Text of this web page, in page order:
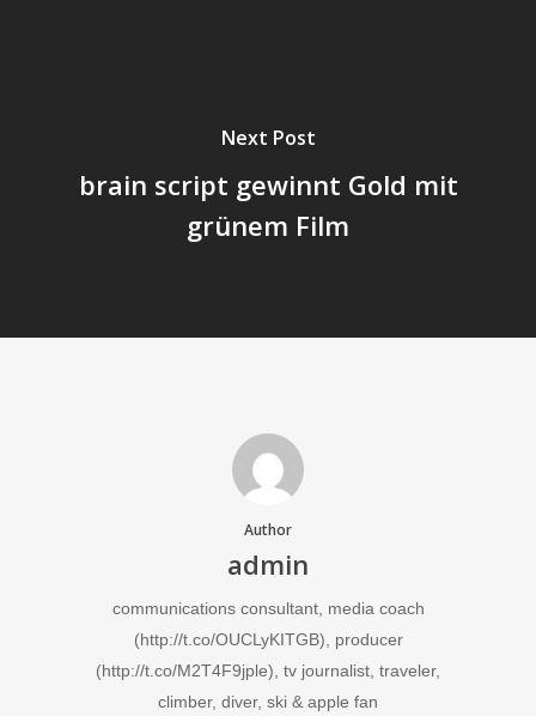
Next Post
brain script gewinnt Gold mit
grünem Film
Author
admin
communications consultant, media coach
(http://t.co/OUCLyKITGB), producer
(http://t.co/M2T4F9jple), tv journalist, traveler,
climber, diver, ski & apple fan